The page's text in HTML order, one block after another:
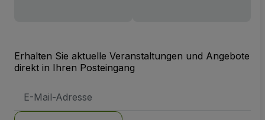
Erhalten Sie aktuelle Veranstaltungen und Angebote
direkt in Ihren Posteingang
Mail-